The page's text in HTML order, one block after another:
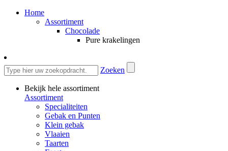
Home
Assortiment
Chocolade
Pure krakelingen
Zoeken
Bekijk hele assortiment
Assortiment
Specialiteiten
Gebak en Punten
Klein gebak
Vlaaien
Taarten